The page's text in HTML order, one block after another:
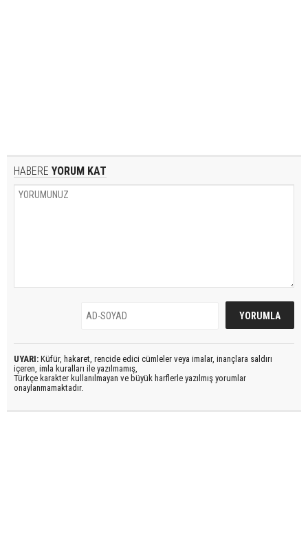
HABERE YORUM KAT
UYARI: Küfür, hakaret, rencide edici cümleler veya imalar, inançlara saldırı
içeren, imla kuralları ile yazılmamış,
Türkçe karakter kullanılmayan ve büyük harflerle yazılmış yorumlar
onaylanmamaktadır.